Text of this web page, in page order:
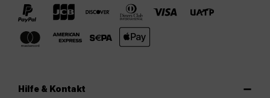
Hilfe & Kontakt